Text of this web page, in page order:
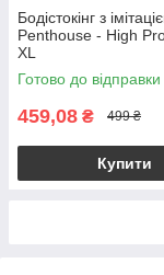
Бодістокінг з
Penthouse - High
XL
Готово до відправки
459,08 ₴ 499 ₴
Купити